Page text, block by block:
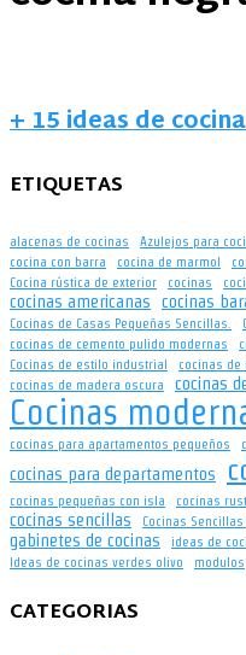
+ 15 ideas de
ETIQUETAS
alacenas de cocinas Azulejos para
cocina con barra
cocina de marmol
Cocina rústica de exterior
cocinas
cocinas americanas cocinas
Cocinas de Casas Pequeñas Sencillas.
cocinas de cemento pulido modernas
Cocinas de estilo industrial
cocinas
cocinas de madera oscura cocinas
Cocinas
cocinas para apartamentos pequeños
cocinas para departamentos
cocinas pequeñas con isla cocinas
cocinas sencillas Cocinas
gabinetes de cocinas
ideas de
Ideas de cocinas verdes olivo
modulos
CATEGORIAS